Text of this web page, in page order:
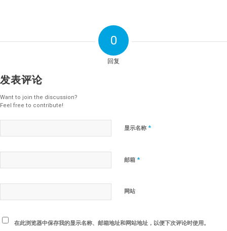
0
回复
发表评论
Want to join the discussion?
Feel free to contribute!
显示名称 *
邮箱 *
网站
在此浏览器中保存我的显示名称、邮箱地址和网站地址，以便下次评论时使用。